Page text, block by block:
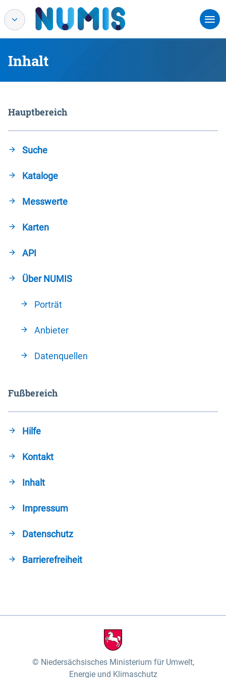
Inhalt
Hauptbereich
Suche
Kataloge
Messwerte
Karten
API
Über NUMIS
Porträt
Anbieter
Datenquellen
Fußbereich
Hilfe
Kontakt
Inhalt
Impressum
Datenschutz
Barrierefreiheit
Niedersächsisches Ministerium für Umwelt,
Energie und Klimaschutz